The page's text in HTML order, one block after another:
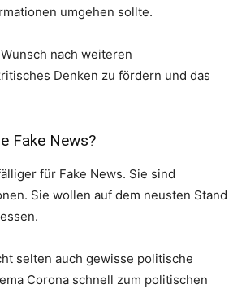
umgehen sollte.
nach weiteren
Denken zu fördern und das
Fake News?
für Fake News. Sie sind
Sie wollen auf dem neusten Stand
selten auch gewisse politische
Corona schnell zum politischen